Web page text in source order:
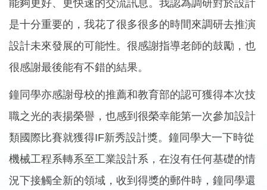
能夠更好、更快速的交流訊息。我認為調研對於設計
是十分重要的，我花了很多很多的時間來調研去推演
設計未來發展的可能性。很感謝指導老師的鼓勵，也
很感謝最後能有不錯的結果。
鐘同學亦感謝母校的推薦和教育部的認可獲得本次技
職之光的表揚榮譽，也感到很榮幸能第一次參加設計
類國際比賽就獲得IF新秀設計獎。鐘同學大一下時從
機械工程系轉系至工業設計系，在沒有任何基礎的情
況下接觸全新的領域，收到得獎的郵件時，鐘同學還